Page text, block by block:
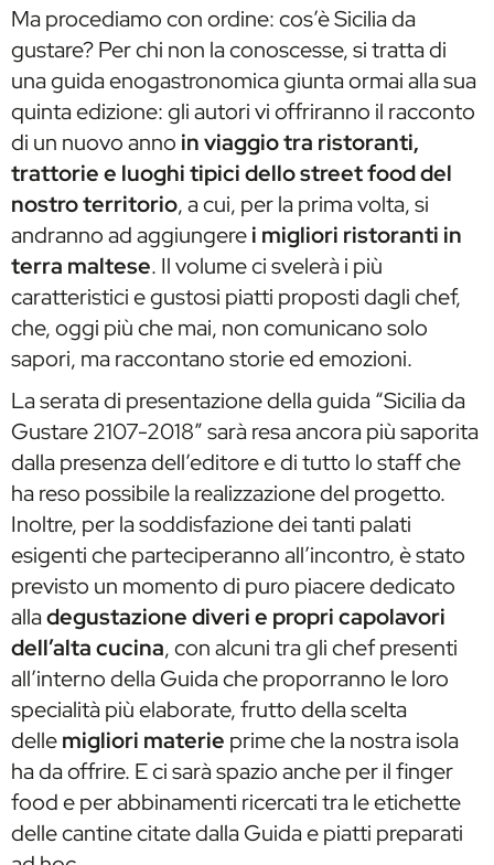
Ma procediamo con ordine: cos’è Sicilia da
gustare? Per chi non la conoscesse, si tratta di
una guida enogastronomica giunta ormai alla sua
quinta edizione: gli autori vi offriranno il racconto
di un nuovo anno in viaggio tra ristoranti,
trattorie e luoghi tipici dello street food del
nostro territorio, a cui, per la prima volta, si
andranno ad aggiungerei migliori ristoranti in
terra maltese. Il volume ci svelerà i più
caratteristici e gustosi piatti proposti dagli chef,
che, oggi più che mai, non comunicano solo
sapori, ma raccontano storie ed emozioni.
La serata di presentazione della guida “Sicilia da
Gustare 2107-2018” sarà resa ancora più saporita
dalla presenza dell’editore e di tutto lo staff che
ha reso possibile la realizzazione del progetto.
Inoltre, per la soddisfazione dei tanti palati
esigenti che parteciperanno all’incontro, è stato
previsto un momento di puro piacere dedicato
alladegustazione diveri e propri capolavori
dell’alta cucina, con alcuni tra gli chef presenti
all’interno della Guida che proporranno le loro
specialità più elaborate, frutto della scelta
dellemigliori materie prime che la nostra isola
ha da offrire. E ci sarà spazio anche per il finger
food e per abbinamenti ricercati tra le etichette
delle cantine citate dalla Guida e piatti preparati